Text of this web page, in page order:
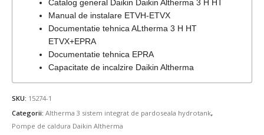
Catalog general Daikin Daikin Altherma 3 H HT
Manual de instalare ETVH-ETVX
Documentatie tehnica ALtherma 3 H HT
ETVX+EPRA
Documentatie tehnica EPRA
Capacitate de incalzire Daikin Altherma
SKU: 15274-1
Categorii: Altherma 3 sistem integrat de pardoseala hydrotank,
Pompe de caldura Daikin Altherma